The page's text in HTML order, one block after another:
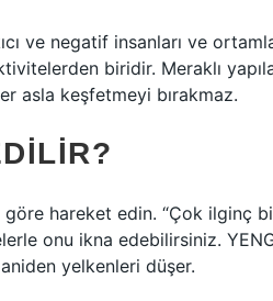
ve negatif insanları ve
biridir. Meraklı
asla keşfetmeyi bırakmaz.
göre hareket edin. “Çok ilginç
onu ikna edebilirsiniz.
yelkenleri düşer.